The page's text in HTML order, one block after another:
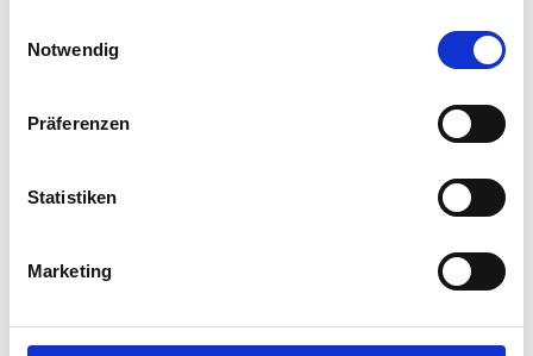
Notwendig
Präferenzen
Statistiken
Marketing
Corporate-Medienmitteilungen